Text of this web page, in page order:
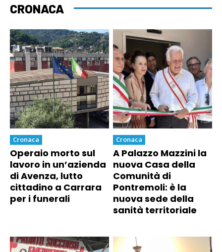
CRONACA
Cronaca
Operaio morto sul
lavoro in un’azienda
di Avenza, lutto
cittadino a Carrara
per i funerali
Cronaca
A Palazzo Mazzini la
nuova Casa della
Comunità di
Pontremoli: è la
nuova sede della
sanità territoriale